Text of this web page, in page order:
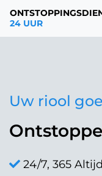
24 UUR
Uw riool
24/7, 365